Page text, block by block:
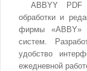
ABBYY PDF
обработки и
фирмы «ABBY»
систем.
удобство
ежедневной